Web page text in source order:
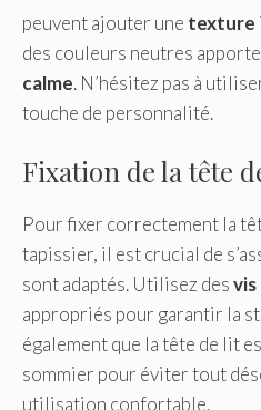
peuvent ajouter une texture
des couleurs neutres
calme. N’hésitez pas à
touche de personnalité.
Fixation de la tête
Pour fixer correctement la
tapissier, il est crucial de
sont adaptés. Utilisez desvis
appropriés pour garantir la
également que la tête de lit
sommier pour éviter tout
utilisation confortable.